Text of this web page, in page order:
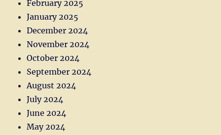
February 2025
January 2025
December 2024
November 2024
October 2024
September 2024
August 2024
July 2024
June 2024
May 2024